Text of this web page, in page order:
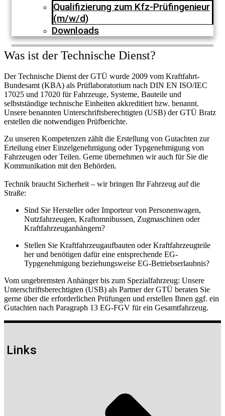
Qualifizierung zum Kfz-Prüfingenieur
(m/w/d)
Downloads
Was ist der Technische Dienst?
Der Technische Dienst der GTÜ wurde 2009 vom Kraftfahrt-
Bundesamt (KBA) als Prüflaboratorium nach DIN EN ISO/IEC
17025 und 17020 für Fahrzeuge, Systeme, Bauteile und
selbstständige technische Einheiten akkreditiert bzw. benannt.
Unsere benannten Unterschriftsberechtigten (USB) der GTÜ Bratz
erstellen die notwendigen Prüfberichte.
Zu unseren Kompetenzen zählt die Erstellung von Gutachten zur
Erteilung einer Einzelgenehmigung oder Typgenehmigung von
Fahrzeugen oder Teilen. Gerne übernehmen wir auch für Sie die
Kommunikation mit den Behörden.
Technik braucht Sicherheit – wir bringen Ihr Fahrzeug auf die
Straße:
Sind Sie Hersteller oder Importeur von Personenwagen,
Nutzfahrzeugen, Kraftomnibussen, Zugmaschinen oder
Kraftfahrzeuganhängern?
Stellen Sie Kraftfahrzeugaufbauten oder Kraftfahrzeugteile
her und benötigen dafür eine entsprechende EG-
Typgenehmigung beziehungsweise EG-Betriebserlaubnis?
Vom ungebremsten Anhänger bis zum Spezialfahrzeug: Unsere
Unterschriftsberechtigten (USB) als Partner der GTÜ beraten Sie
gerne über die erforderlichen Prüfungen und erstellen Ihnen ggf. ein
Gutachten nach Paragraph 13 EG-FGV für ein Gesamtfahrzeug.
Links